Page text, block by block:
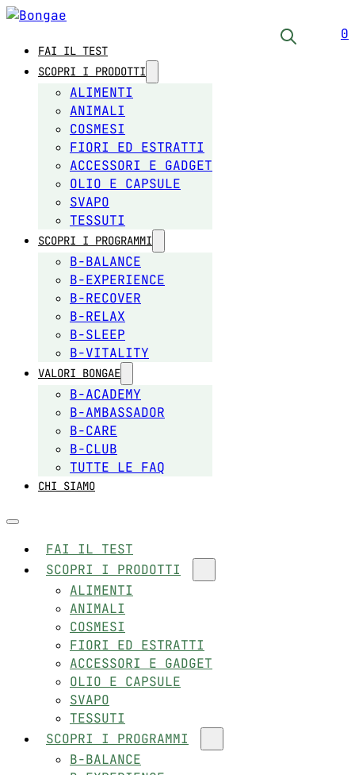
FAI IL TEST
SCOPRI I PRODOTTI
ALIMENTI
ANIMALI
COSMESI
FIORI ED ESTRATTI
ACCESSORI E GADGET
OLIO E CAPSULE
SVAPO
TESSUTI
SCOPRI I PROGRAMMI
B-BALANCE
B-EXPERIENCE
B-RECOVER
B-RELAX
B-SLEEP
B-VITALITY
VALORI BONGAE
B-ACADEMY
B-AMBASSADOR
B-CARE
B-CLUB
TUTTE LE FAQ
CHI SIAMO
FAI IL TEST
SCOPRI I PRODOTTI
ALIMENTI
ANIMALI
COSMESI
FIORI ED ESTRATTI
ACCESSORI E GADGET
OLIO E CAPSULE
SVAPO
TESSUTI
SCOPRI I PROGRAMMI
B-BALANCE
0